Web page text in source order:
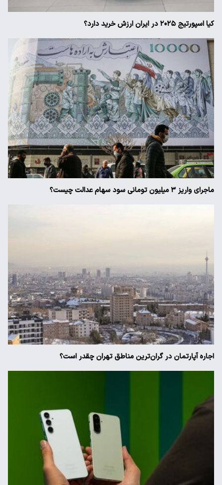
کیا اسپورتیج ۲۰۲۵ در ایران ارزش خرید دارد؟
ماجرای واریز ۳ میلیون تومانی سود سهام عدالت چیست؟
اجاره آپارتمان در گران‌ترین مناطق تهران چقدر است؟